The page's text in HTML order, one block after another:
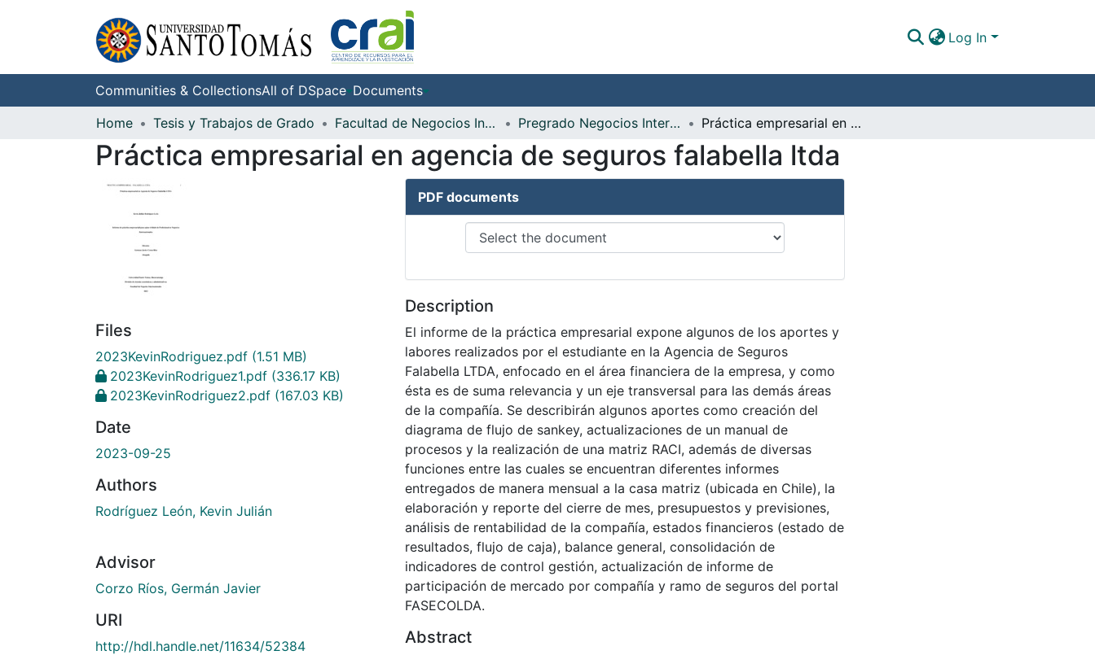
Log In
Communities & CollectionsAll of DSpace Documents
Home
Tesis y Trabajos de Grado Facultad de Negocios Internacionales Pregrado Negocios Internacionales Práctica empresarial en agencia de seguros falabella ltda
Práctica empresarial en agencia de seguros falabella ltda
Files
2023KevinRodriguez.pdf (1.51 MB)
2023KevinRodriguez1.pdf (336.17 KB)
2023KevinRodriguez2.pdf (167.03 KB)
Date
2023-09-25
Authors
Rodríguez León, Kevin Julián
Advisor
Corzo Ríos, Germán Javier
URI
http://hdl.handle.net/11634/52384
PDF documents
Description
El informe de la práctica empresarial expone algunos de los aportes y
labores realizados por el estudiante en la Agencia de Seguros
Falabella LTDA, enfocado en el área financiera de la empresa, y como
ésta es de suma relevancia y un eje transversal para las demás áreas
de la compañía. Se describirán algunos aportes como creación del
diagrama de flujo de sankey, actualizaciones de un manual de
procesos y la realización de una matriz RACI, además de diversas
funciones entre las cuales se encuentran diferentes informes
entregados de manera mensual a la casa matriz (ubicada en Chile), la
elaboración y reporte del cierre de mes, presupuestos y previsiones,
análisis de rentabilidad de la compañía, estados financieros (estado de
resultados, flujo de caja), balance general, consolidación de
indicadores de control gestión, actualización de informe de
participación de mercado por compañía y ramo de seguros del portal
FASECOLDA.
Abstract